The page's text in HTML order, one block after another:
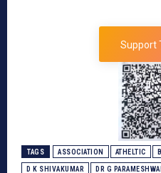
Support
TAGS ASSOCIATION ATHELTIC
D K SHIVAKUMAR DR G